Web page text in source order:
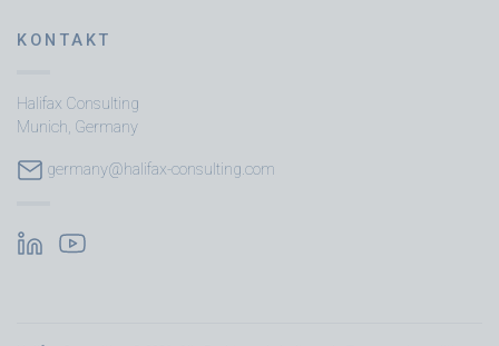
KONTAKT
Halifax Consulting
Munich, Germany
germany@halifax-consulting.com